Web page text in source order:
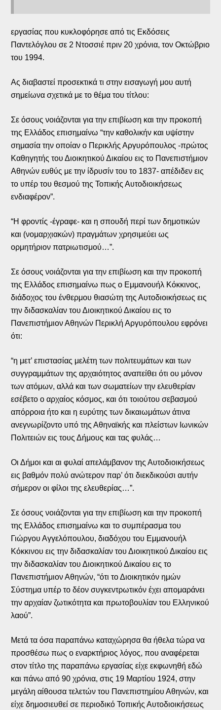
εργασίας που κυκλοφόρησε από τις Εκδόσεις
Παντελόγλου σε 2 Ντοσσιέ πριν 20 χρόνια, τον Οκτώβριο
του 1994.
Ας διαβαστεί προσεκτικά τι στην εισαγωγή μου αυτή
σημείωνα σχετικά με το θέμα του τίτλου:
Σε όσους νοιάζονται για την επιβίωση και την προκοπή
της Ελλάδος επισημαίνω “την καθολικήν και υψίστην
σημασία την οποίαν ο Περικλής Αργυρόπουλος -πρώτος
Καθηγητής του Διοικητικού Δικαίου εις το Πανεπιστήμιον
Αθηνών ευθύς με την ίδρυσίν του το 1837- απέδιδεν εις
το υπέρ του θεσμού της Τοπικής Αυτοδιοικήσεως
ενδιαφέρον”.
“Η φροντίς -έγραφε- και η σπουδή περί των δημοτικών
και (νομαρχιακών) πραγμάτων χρησιμεύει ως
ορμητήριον πατριωτισμού…”.
Σε όσους νοιάζονται για την επιβίωση και την προκοπή
της Ελλάδος επισημαίνω πως ο Εμμανουήλ Κόκκινος,
διάδοχος του ένθερμου θιασώτη της Αυτοδιοικήσεως εις
την διδασκαλίαν του Διοικητικού Δικαίου εις το
Πανεπιστήμιον Αθηνών Περικλή Αργυρόπουλου εφρόνει
ότι:
“η μετ’ επιστασίας μελέτη των πολιτευμάτων και των
συγγραμμάτων της αρχαιότητος αναπείθει ότι ου μόνον
των ατόμων, αλλά και των σωματείων την ελευθερίαν
εσέβετο ο αρχαίος κόσμος, και ότι τοιούτου σεβασμού
απόρροια ήτο και η ευρύτης των δικαιωμάτων άτινα
ανεγνωρίζοντο υπό της Αθηναϊκής και πλείστων Ιωνικών
Πολιτειών εις τους Δήμους και τας φυλάς…
Οι Δήμοι και αι φυλαί απελάμβανον της Αυτοδιοικήσεως
εις βαθμόν πολύ ανώτερον παρ’ ότι διεκδικούσι αυτήν
σήμερον οι φίλοι της ελευθερίας…”.
Σε όσους νοιάζονται για την επιβίωση και την προκοπή
της Ελλάδος επισημαίνω και το συμπέρασμα του
Γιώργου Αγγελόπουλου, διαδόχου του Εμμανουήλ
Κόκκινου εις την διδασκαλίαν του Διοικητικού Δικαίου εις
την διδασκαλίαν του Διοικητικού Δικαίου εις το
Πανεπιστήμιον Αθηνών, “ότι το Διοικητικόν ημών
Σύστημα υπέρ το δέον συγκεντρωτικόν έχει απομαράνει
την αρχαίαν ζωτικότητα και πρωτοβουλίαν του Ελληνικού
λαού”.
Μετά τα όσα παραπάνω καταχώρησα θα ήθελα τώρα να
προσθέσω πως ο εναρκτήριος λόγος, που αναφέρεται
στον τίτλο της παραπάνω εργασίας είχε εκφωνηθή εδώ
και πάνω από 90 χρόνια, στις 19 Μαρτίου 1924, στην
μεγάλη αίθουσα τελετών του Πανεπιστημίου Αθηνών, και
είχε δημοσιευθεί σε περιοδικό Τοπικής Αυτοδιοικήσεως